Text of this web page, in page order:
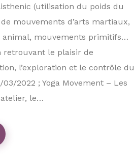
(utilisation du poids du
mouvements d’arts martiaux,
animal, mouvements primitifs…
retrouvant le plaisir de
l’exploration et le contrôle du
2022 ; Yoga Movement – Les
le…